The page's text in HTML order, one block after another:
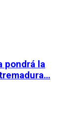
pondrá la